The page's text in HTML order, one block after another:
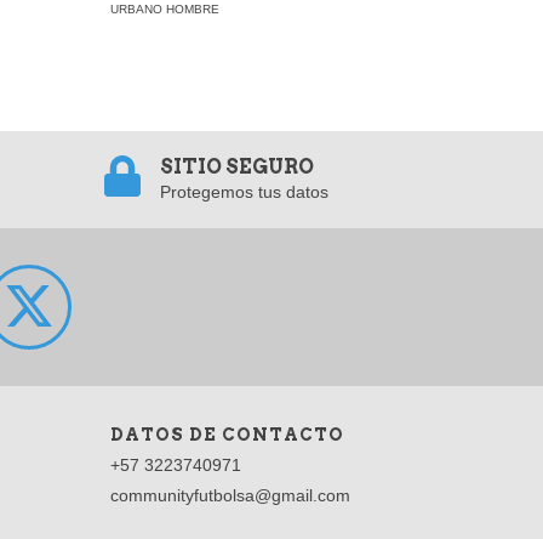
URBANO HOMBRE
SITIO SEGURO
Protegemos tus datos
DATOS DE CONTACTO
+57 3223740971
communityfutbolsa@gmail.com